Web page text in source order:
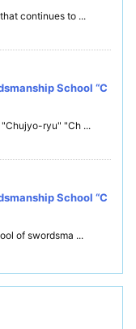
continues to ...
School “C
ryu" "Ch ...
School “C
of swordsma ...